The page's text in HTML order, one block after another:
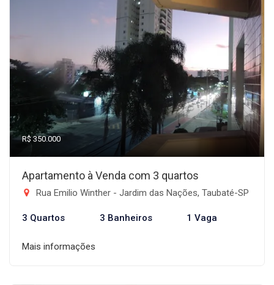
R$ 350.000
Apartamento à Venda com 3 quartos
Rua Emilio Winther - Jardim das Nações, Taubaté-SP
3 Quartos 3 Banheiros 1 Vaga
Mais informações